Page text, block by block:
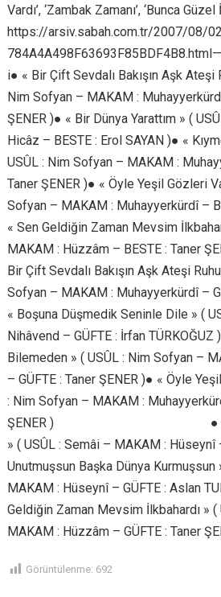
Vardı’, ‘Zambak Zamanı’, ‘Bunca
https://arsiv.sabah.com.tr/2007/08/
i● « Bir Çift Sevdalı Bakışın Aşk Ateşi
Nim Sofyan – MAKAM :
ŞENER )● « Bir Dünya Yarattım » (
Hicâz – BESTE : Erol SAYAN )● «
USÛL : Nim Sofyan – MAKAM :
Taner ŞENER )● « Öyle Yeşil Gözleri
Sofyan – MAKAM : Muhayyerkürdî –
« Sen Geldiğin Zaman Mevsim
MAKAM : Hüzzâm – BESTE : Taner
Bir Çift Sevdalı Bakışın Aşk Ateşi
Sofyan – MAKAM : Muhayyerkürdî –
« Boşuna Düşmedik Seninle Dile » (
Nihâvend – GÜFTE : İrfan TÜRKOĞUZ
Bilemeden » ( USÛL : Nim Sofyan –
– GÜFTE : Taner ŞENER )● « Öyle
: Nim Sofyan – MAKAM :
ŞENER )https://unutmayacagiz.com/ ●
» ( USÛL : Semâi – MAKAM : Hüseynî
Unutmuşsun Başka Dünya Kurmuşsun
MAKAM : Hüseynî – GÜFTE : Aslan
Geldiğin Zaman Mevsim İlkbahardı » (
MAKAM : Hüzzâm – GÜFTE : Taner
Görüntülenme: 692